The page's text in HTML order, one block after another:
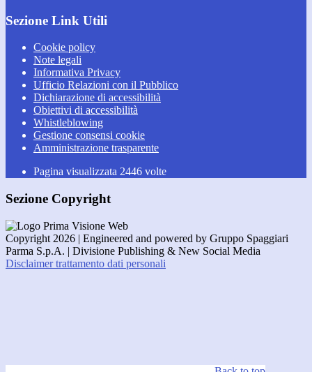
Sezione Link Utili
Cookie policy
Note legali
Informativa Privacy
Ufficio Relazioni con il Pubblico
Dichiarazione di accessibilità
Obiettivi di accessibilità
Whistleblowing
Gestione consensi cookie
Amministrazione trasparente
Pagina visualizzata 2446 volte
Sezione Copyright
Copyright 2026 | Engineered and powered by Gruppo Spaggiari
Parma S.p.A. | Divisione Publishing & New Social Media
Disclaimer trattamento dati personali